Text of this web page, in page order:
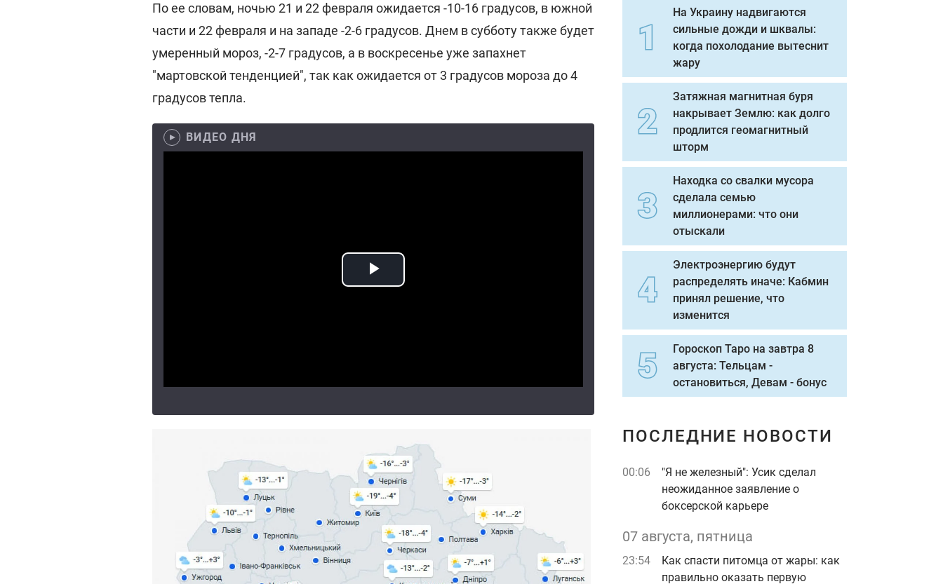
По ее словам, ночью 21 и 22 февраля ожидается -10-16 градусов, в южной
части и 22 февраля и на западе -2-6 градусов. Днем в субботу также будет
умеренный мороз, -2-7 градусов, а в воскресенье уже запахнет
"мартовской тенденцией", так как ожидается от 3 градусов мороза до 4
градусов тепла.
ВИДЕО ДНЯ
На Украину надвигаются
сильные дожди и шквалы:
когда похолодание вытеснит
жару
Затяжная магнитная буря
накрывает Землю: как долго
продлится геомагнитный
шторм
Находка со свалки мусора
сделала семью
миллионерами: что они
отыскали
Электроэнергию будут
распределять иначе: Кабмин
принял решение, что
изменится
Гороскоп Таро на завтра 8
августа: Тельцам -
остановиться, Девам - бонус
ПОСЛЕДНИЕ НОВОСТИ
00:06
"Я не железный": Усик сделал
неожиданное заявление о
боксерской карьере
07 августа, пятница
23:54
Как спасти питомца от жары: как
правильно оказать первую